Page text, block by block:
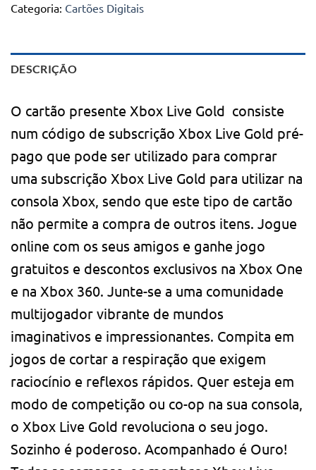
Categoria: Cartões Digitais
DESCRIÇÃO
O cartão presente Xbox Live Gold consiste
num código de subscrição Xbox Live Gold pré-
pago que pode ser utilizado para comprar
uma subscrição Xbox Live Gold para utilizar na
consola Xbox, sendo que este tipo de cartão
não permite a compra de outros itens. Jogue
online com os seus amigos e ganhe jogo
gratuitos e descontos exclusivos na Xbox One
e na Xbox 360. Junte-se a uma comunidade
multijogador vibrante de mundos
imaginativos e impressionantes. Compita em
jogos de cortar a respiração que exigem
raciocínio e reflexos rápidos. Quer esteja em
modo de competição ou co-op na sua consola,
o Xbox Live Gold revoluciona o seu jogo.
Sozinho é poderoso. Acompanhado é Ouro!